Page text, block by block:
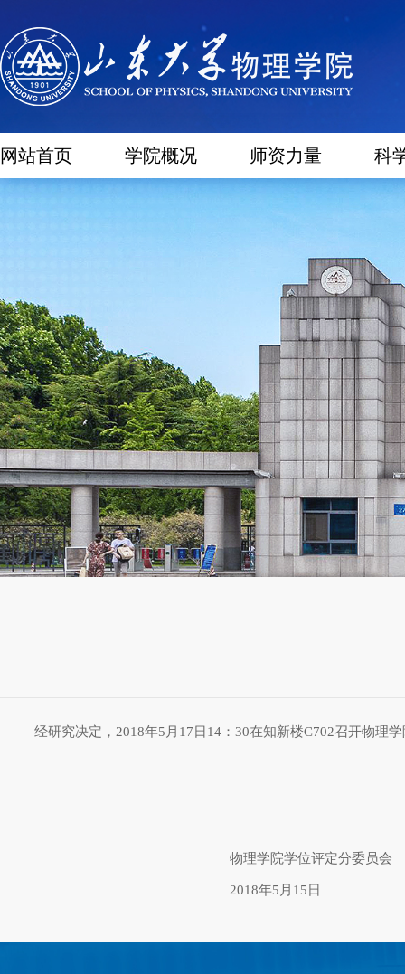
网站首页 学院概况 师资力量 科
经研究决定，2018年5月17日14：30在知新楼C702召开物理
物理学院学位评定分委员会
2018年5月15日